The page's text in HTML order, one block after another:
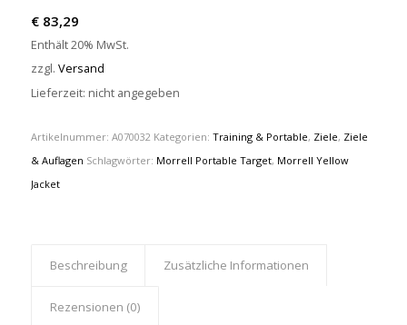
€83,29
Enthält 20% MwSt.
zzgl. Versand
Lieferzeit: nicht angegeben
Artikelnummer: A070032 Kategorien: Training & Portable, Ziele, Ziele
& Auflagen Schlagwörter: Morrell Portable Target, Morrell Yellow
Jacket
Beschreibung Zusätzliche Informationen
Rezensionen (0)